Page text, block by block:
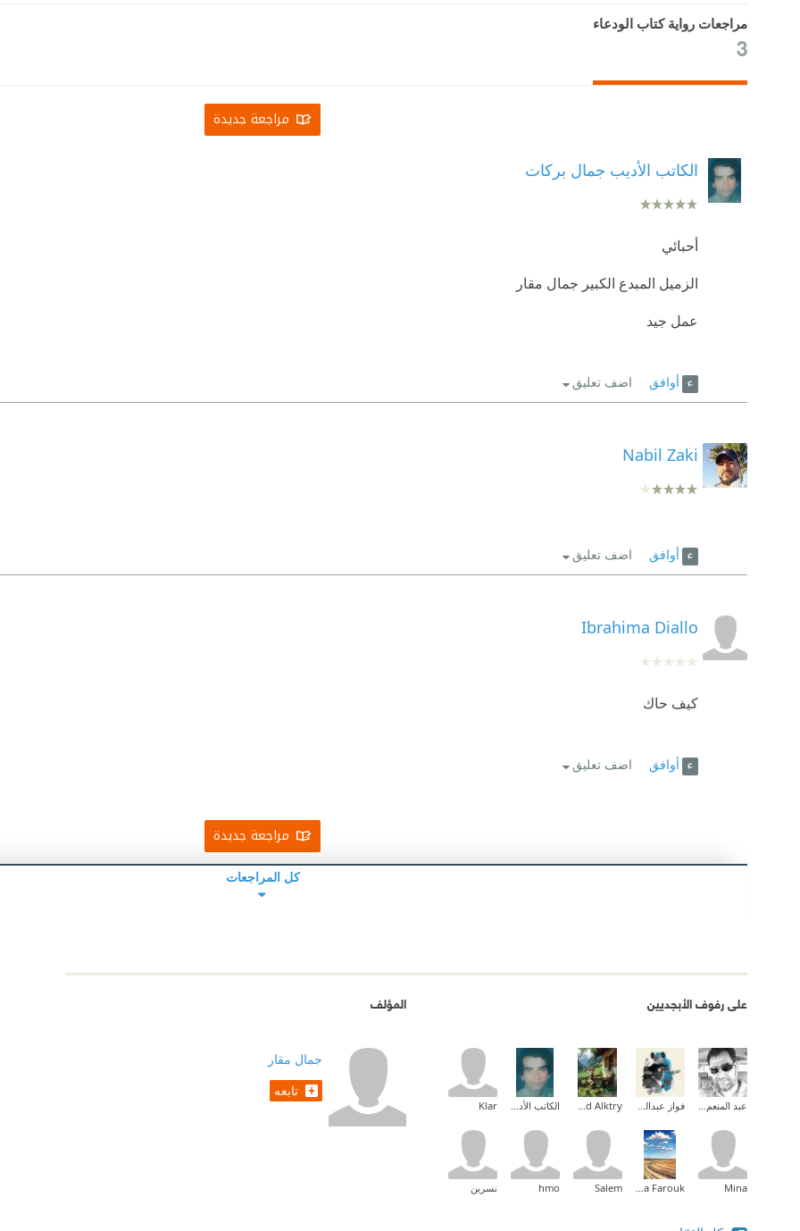
مراجعات رواية كتاب الودعاء
3
مراجعة جديدة
الكاتب الأديب جمال بركات
أحبائي
الزميل المبدع الكبير جمال مقار
عمل جيد
أوافق اضف تعليق
Nabil Zaki
أوافق اضف تعليق
Ibrahima Diallo
كيف حاك
أوافق اضف تعليق
مراجعة جديدة
كل المراجعات
على رفوف الأبجديين
عبد المنعم القاضي فواز عبدالمحسن Ahmed Alktry الكاتب الأديب جمال بركات Klar
Mina
Dina Farouk
Salem
hmo نسرين
المؤلف
جمال مقار
تابعه